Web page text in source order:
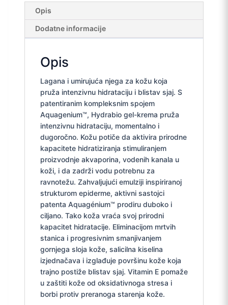
Opis
Dodatne informacije
Opis
Lagana i umirujuća njega za kožu koja
pruža intenzivnu hidrataciju i blistav sjaj. S
patentiranim kompleksnim spojem
Aquagenium™, Hydrabio gel-krema pruža
intenzivnu hidrataciju, momentalno i
dugoročno. Kožu potiče da aktivira prirodne
kapacitete hidratiziranja stimuliranjem
proizvodnje akvaporina, vodenih kanala u
koži, i da zadrži vodu potrebnu za
ravnotežu. Zahvaljujući emulziji inspiriranoj
strukturom epiderme, aktivni sastojci
patenta Aquagénium™ prodiru duboko i
ciljano. Tako koža vraća svoj prirodni
kapacitet hidratacije. Eliminacijom mrtvih
stanica i progresivnim smanjivanjem
gornjega sloja kože, salicilna kiselina
izjednačava i izglađuje površinu kože koja
trajno postiže blistav sjaj. Vitamin E pomaže
u zaštiti kože od oksidativnoga stresa i
borbi protiv preranoga starenja kože.